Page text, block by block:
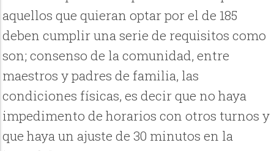
aquellos que quieran optar por el de 185
deben cumplir una serie de requisitos como
son; consenso de la comunidad, entre
maestros y padres de familia, las
condiciones físicas, es decir que no haya
impedimento de horarios con otros turnos y
que haya un ajuste de 30 minutos en la